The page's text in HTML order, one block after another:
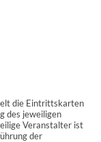
die Eintrittskarten
des jeweiligen
Veranstalter ist
der